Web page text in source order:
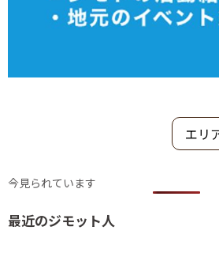
今見られています
最近のジモット人